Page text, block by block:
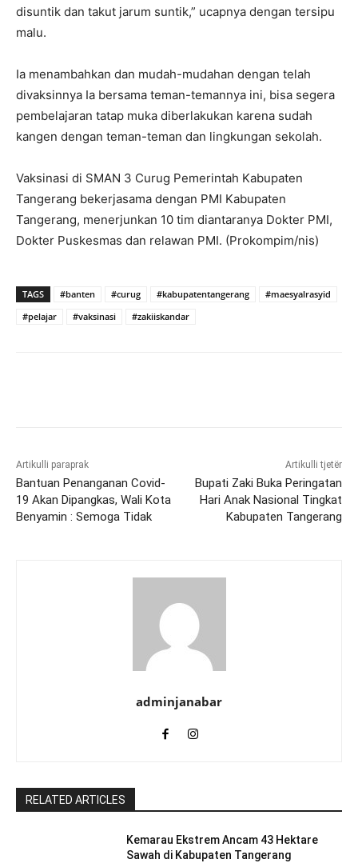
disuntik dan takut jarum suntik,” ucapnya dengan tersipu
malu.
Ia menambahkan dan mudah-mudahan dengan telah
divaksinnya Ia bersama teman-temannya ini, bisa segera
pembelajaran tatap muka diberlakukan karena sudah
kangen dengan teman-teman dan lingkungan sekolah.
Vaksinasi di SMAN 3 Curug Pemerintah Kabupaten
Tangerang bekerjasama dengan PMI Kabupaten
Tangerang, menerjunkan 10 tim diantaranya Dokter PMI,
Dokter Puskesmas dan relawan PMI. (Prokompim/nis)
TAGS #banten #curug #kabupatentangerang
#maesyalrasyid
#pelajar
#vaksinasi #zakiiskandar
Artikulli paraprak
Bantuan Penanganan Covid-
19 Akan Dipangkas, Wali Kota
Benyamin : Semoga Tidak
Artikulli tjetër
Bupati Zaki Buka Peringatan
Hari Anak Nasional Tingkat
Kabupaten Tangerang
adminjanabar
RELATED ARTICLES
Kemarau Ekstrem Ancam 43 Hektare
Sawah di Kabupaten Tangerang